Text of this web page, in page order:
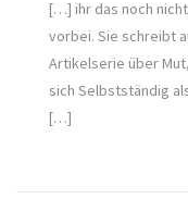
[…] ihr das noch
vorbei. Sie schreibt
Artikelserie über
sich Selbstständig
[…]